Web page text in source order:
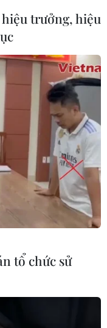
hiệu trưởng, hiệu
tổ chức sử